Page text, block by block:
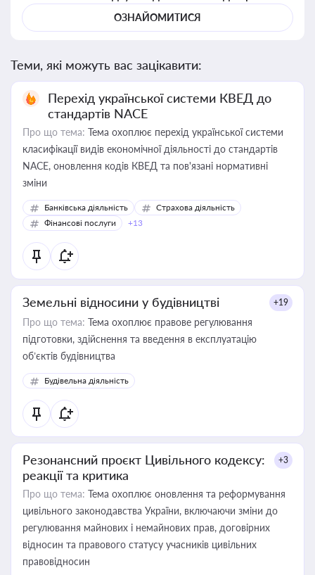
ОЗНАЙОМИТИСЯ
Теми, які можуть вас зацікавити:
Перехід української системи КВЕД до
стандартів NACE
Про що тема: Тема охоплює перехід української системи
класифікації видів економічної діяльності до стандартів
NACE, оновлення кодів КВЕД та пов'язані нормативні
зміни
Банківська діяльність
Страхова діяльність
Фінансові послуги
+13
Земельні відносини у будівництві +19
Про що тема: Тема охоплює правове регулювання
підготовки, здійснення та введення в експлуатацію
об’єктів будівництва
Будівельна діяльність
Резонансний проєкт Цивільного кодексу:
реакції та критика
+3
Про що тема: Тема охоплює оновлення та реформування
цивільного законодавства України, включаючи зміни до
регулювання майнових і немайнових прав, договірних
відносин та правового статусу учасників цивільних
правовідносин